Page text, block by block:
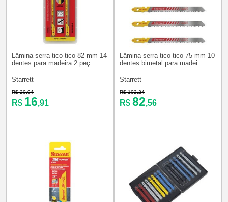
Lâmina serra tico tico 82 mm 14
dentes para madeira 2 peç...
Starrett
R$ 20,94
R$ 16,91
Lâmina serra tico tico 75 mm 10
dentes bimetal para madei...
Starrett
R$ 102,24
R$ 82,56